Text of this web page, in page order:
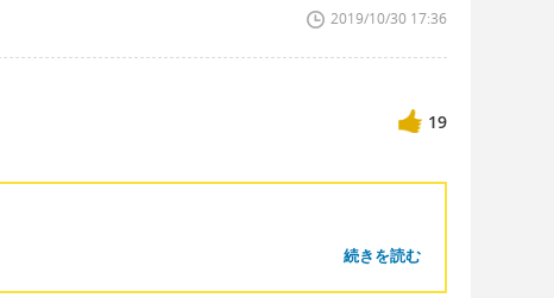
2019/10/30 17:36
19
続きを読む